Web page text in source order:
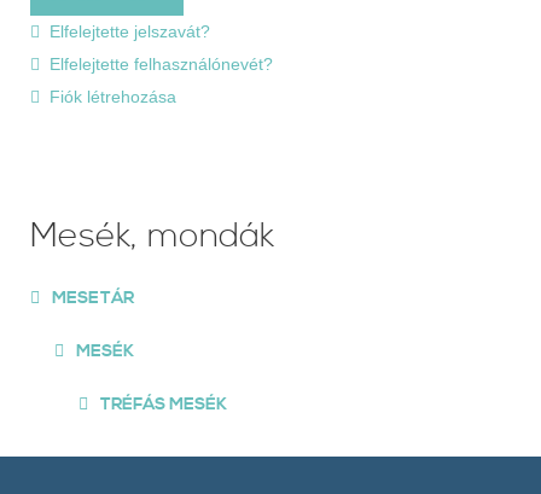
Elfelejtette jelszavát?
Elfelejtette felhasználónevét?
Fiók létrehozása
Mesék, mondák
MESETÁR
MESÉK
TRÉFÁS MESÉK